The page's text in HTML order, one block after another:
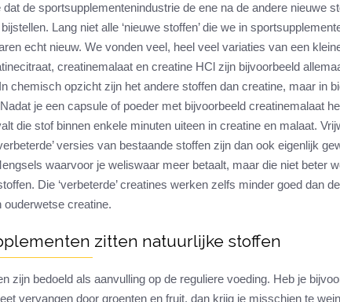
dat de sportsupplementenindustrie de ene na de andere nieuwe
Lang niet alle ‘nieuwe stoffen’ die we in
echt nieuw. We vonden veel, heel veel variaties van een
creatinemalaat en creatine HCl zijn bijvoorbeeld
chemisch opzicht zijn het andere stoffen dan creatine, maar in
je een capsule of poeder met bijvoorbeeld creatinemalaat
die stof binnen enkele minuten uiteen in creatine en malaat.
versies van bestaande stoffen zijn dan ook eigenlijk
waarvoor je weliswaar meer betaalt, maar die niet beter
Die ‘verbeterde’ creatines werken zelfs minder goed dan de
ouderwetse creatine.
zitten natuurlijke stoffen
zijn bedoeld als aanvulling op de reguliere voeding. Heb je
vervangen door groenten en fruit, dan krijg je misschien te